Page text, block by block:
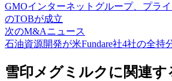
GMOインターネットグループ、プラ
のTOBが成立
次のM&Aニュース
石油資源開発が米Fundare社4社の全持
雪印メグミルクに関連